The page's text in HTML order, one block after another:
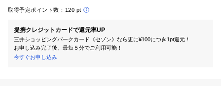
取得予定ポイント数： 120 pt
提携クレジットカードで還元率UP
三井ショッピングパークカード《セゾン》なら更に¥100につき1pt還元！
お申し込み完了後、最短５分でご利用可能！
今すぐお申し込み